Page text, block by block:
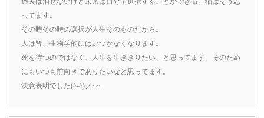
ってます。
その時その時の選択が人生そのものだから。
人は皆、生物学的にはいつかなくなります。
死を待つのではなく、人生を生ききりたい、と思ってます。そのため
にもいつも前向きでありたいなと思ってます。
決意表明でした(^-^)ノ~~